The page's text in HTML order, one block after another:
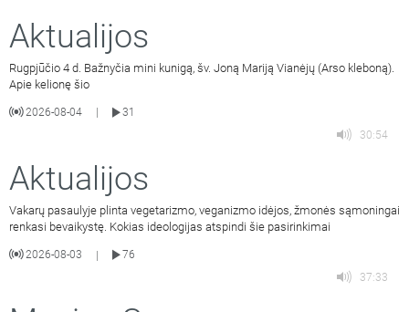
Aktualijos
Rugpjūčio 4 d. Bažnyčia mini kunigą, šv. Joną Mariją Vianėjų (Arso kleboną).
Apie kelionę šio
2026-08-04
31
30:54
Aktualijos
Vakarų pasaulyje plinta vegetarizmo, veganizmo idėjos, žmonės sąmoningai
renkasi bevaikystę. Kokias ideologijas atspindi šie pasirinkimai
2026-08-03 |
76
37:33